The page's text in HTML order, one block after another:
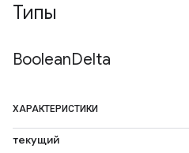
Типы
BooleanDelta
ХАРАКТЕРИСТИКИ
текущий